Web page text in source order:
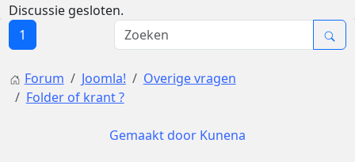
Discussie gesloten.
1
Forum Joomla!
Overige vragen
Folder of krant ?
Gemaakt door Kunena